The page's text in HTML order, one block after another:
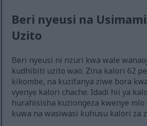
Beri nyeusi na
Uzito
Beri nyeusi ni nzuri kwa wale
kudhibiti uzito wao. Zina kalori 62
kikombe, na kuzifanya ziwe bora
vyenye kalori chache. Idadi hii ya
hurahisisha kuziongeza kwenye
kuwa na wasiwasi kuhusu kalori za